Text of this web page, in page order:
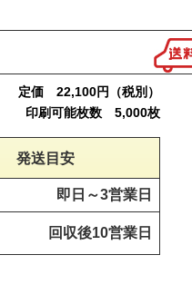
定価 22,100円（税別）
印刷可能枚数 5,000枚
発送目安
即日～3営業日
回収後10営業日